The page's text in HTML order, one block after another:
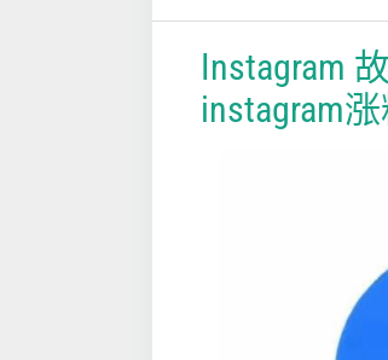
Instagram
instagram